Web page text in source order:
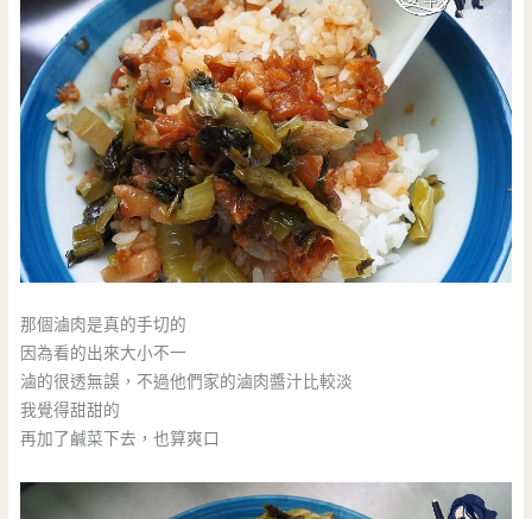
那個滷肉是真的手切的
因為看的出來大小不一
滷的很透無誤，不過他們家的滷肉醬汁比較淡
我覺得甜甜的
再加了鹹菜下去，也算爽口